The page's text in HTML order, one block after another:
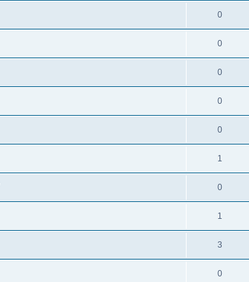
0
0
0
0
0
1
0
1
3
0